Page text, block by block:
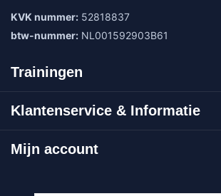
KVK nummer: 52818837
btw-nummer: NL001592903B61
Trainingen
Klantenservice & Informatie
Mijn account